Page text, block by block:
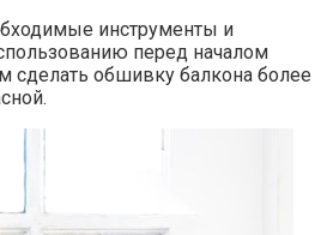
инструменты и
перед началом
сделать обшивку балкона более